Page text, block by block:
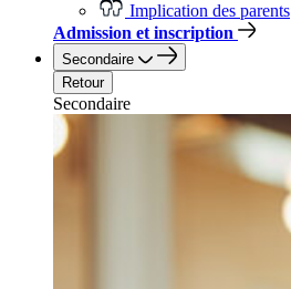
Implication des parents
Admission et inscription
Secondaire
Retour
Secondaire